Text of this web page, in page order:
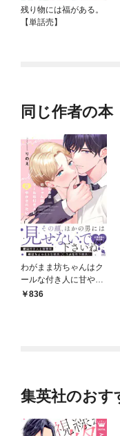
残り物には福がある。
【単話売】
同じ作者の本
わがまま坊ちゃんはク
ールな付き人に甘やか
されたい 【特典付き】
836
集英社のおす